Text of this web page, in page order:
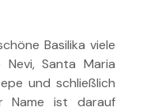
Basilika viele
Santa Maria
und schließlich
Name ist darauf